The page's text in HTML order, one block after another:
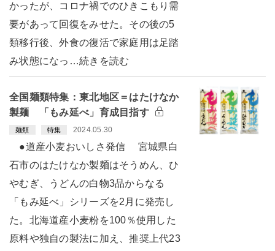
かったが、コロナ禍でのひきこもり需
要があって回復をみせた。その後の5
類移行後、外食の復活で家庭用は足踏
み状態になっ…続きを読む
全国麺類特集：東北地区＝はたけなか
製麺 「もみ延べ」育成目指す
麺類 特集 2024.05.30
●道産小麦おいしさ発信 宮城県白
石市のはたけなか製麺はそうめん、ひ
やむぎ、うどんの白物3品からなる
「もみ延べ」シリーズを2月に発売し
た。北海道産小麦粉を100％使用した
原料や独自の製法に加え、推奨上代23